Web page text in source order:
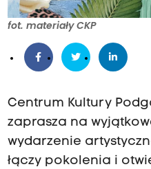
fot. materiały CKP
Centrum Kultury
zaprasza na
wydarzenie
łączy pokolenia i